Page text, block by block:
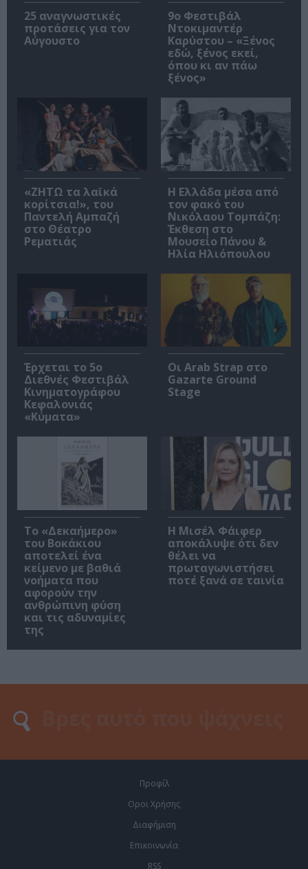
25 αναγνωστικές
προτάσεις για τον
Αύγουστο
9ο Φεστιβάλ
Ντοκιμαντέρ
Καρύστου – «Ξένος
εδώ, ξένος εκεί,
όπου κι αν πάω
ξένος»
«ΖΗΤΩ τα λαϊκά
κορίτσια!», του
Παντελή Αμπαζή
στο Θέατρο
Ρεματιάς
Η Ελλάδα μέσα από
τον φακό του
Νικόλαου Τομπάζη:
Έκθεση στο
Μουσείο Πάνου &
Ηλία Ηλιόπουλου
Έρχεται το 5ο
Διεθνές Φεστιβάλ
Κινηματογράφου
Κεφαλονιάς
«Κύματα»
Οι Arab Strap στο
Gazarte Ground
Stage
Το «Δεκαήμερο»
του Βοκάκιου
αποτελεί ένα
κείμενο με βαθιά
νοήματα που
αφορούν την
ανθρώπινη φύση
και τις αδυναμίες
της
Η Μισέλ Φάιφερ
αποκάλυψε ότι δεν
θέλει να
πρωταγωνιστήσει
ποτέ ξανά σε ταινία
Προφίλ
Οροι Χρήσης
Διαφήμιση
Επικοινωνία
RSS